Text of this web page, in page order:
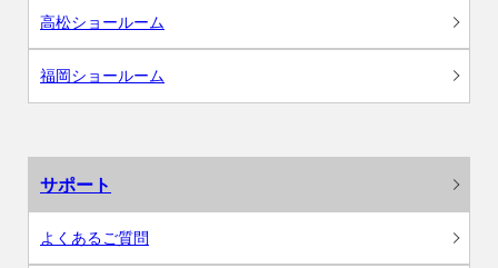
高松ショールーム
福岡ショールーム
サポート
よくあるご質問